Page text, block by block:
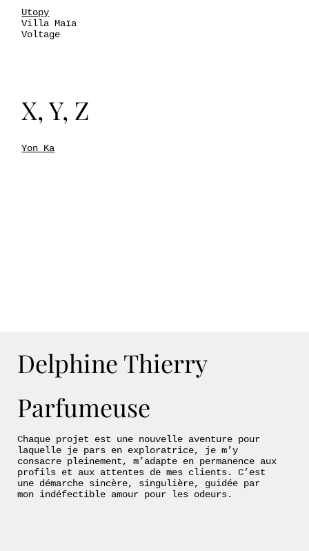
Utopy
Villa Maïa
Voltage
X, Y, Z
Yon Ka
Delphine Thierry
Chaque projet est une nouvelle aventure pour
laquelle je pars en exploratrice, je m’y
consacre pleinement, m’adapte en permanence aux
profils et aux attentes de mes clients. C’est
une démarche sincère, singulière, guidée par
mon indéfectible amour pour les odeurs.
Parfumeuse